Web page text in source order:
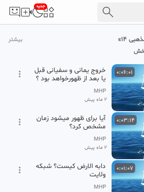
جدید
۱۴» بیشتر
0:06:01
خروج یمانی و سفیانی قبل
یا بعد از ظهورخواهد بود ؟
شبکه ولایت
MHP
2 ماه پیش
0:03:14
آیا برای ظهور میشود زمان
مشخص کرد؟
MHP
2 ماه پیش
0:01:07
دابه الارض کیست؟ شبکه
ولایت
MHP